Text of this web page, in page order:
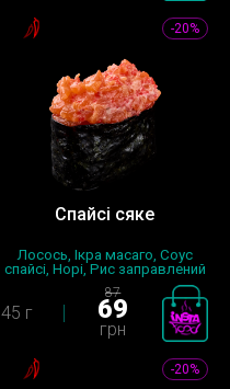
-20%
Спайсі сяке
Лосось, Ікра масаго, Соус
спайсі, Норі, Рис заправлений
45 г
87
69
грн
-20%